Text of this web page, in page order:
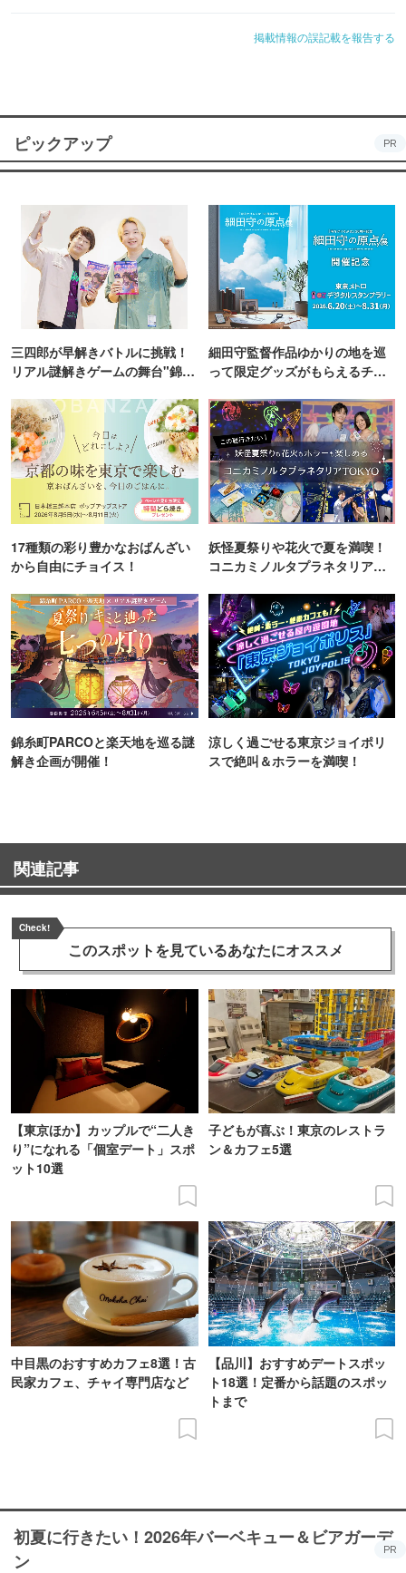
掲載情報の誤記載を報告する
ピックアップ PR
三四郎が早解きバトルに挑戦！
リアル謎解きゲームの舞台"錦糸
細田守監督作品ゆかりの地を巡
って限定グッズがもらえるチャ
17種類の彩り豊かなおばんざい
から自由にチョイス！
妖怪夏祭りや花火で夏を満喫！
コニカミノルタプラネタリア
錦糸町PARCOと楽天地を巡る謎
解き企画が開催！
涼しく過ごせる東京ジョイポリ
スで絶叫＆ホラーを満喫！
関連記事
Check!
このスポットを見ているあなたにオススメ
【東京ほか】カップルで“二人き
り”になれる「個室デート」スポ
ット10選
子どもが喜ぶ！東京のレストラ
ン＆カフェ5選
中目黒のおすすめカフェ8選！古
民家カフェ、チャイ専門店など
【品川】おすすめデートスポッ
ト18選！定番から話題のスポッ
トまで
初夏に行きたい！2026年バーベキュー＆ビアガーデ
ン
PR